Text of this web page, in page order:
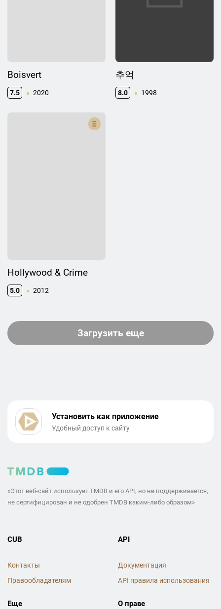
Boisvert
7.5 2020
추억
8.0 1998
Hollywood & Crime
5.0 2012
Загрузить еще
Установить как приложение
Удобный доступ к сайту
«Этот веб-сайт использует TMDB и его API, но не поддерживается,
не сертифицирован и не одобрен TMDB каким-либо образом»
CUB
Контакты
Правообладателям
API
Документация
API правила использования
Еще О праве